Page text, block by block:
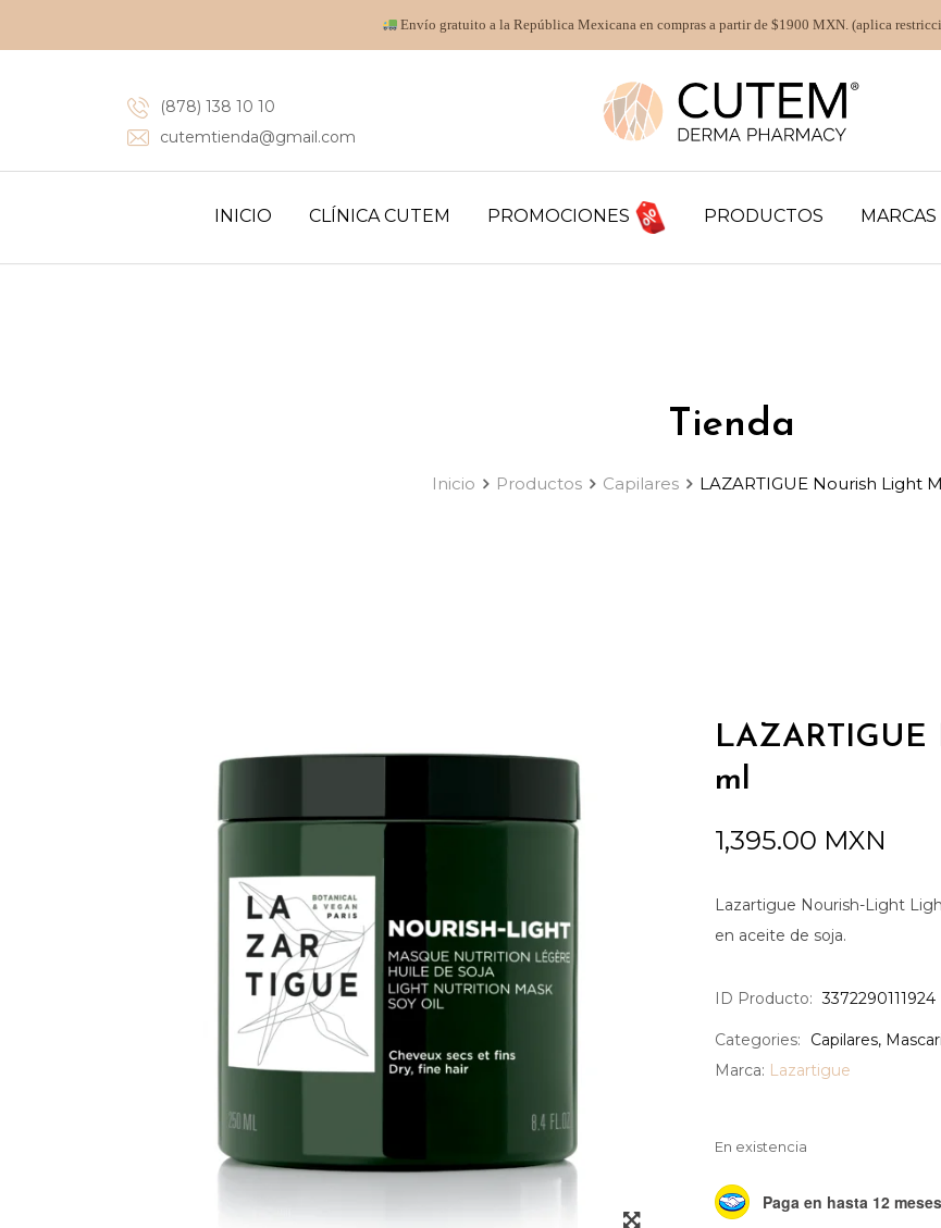
Envío gratuito a la República Mexicana en compras a partir de $1900 MXN. (aplica
(878) 138 10 10
cutemtienda@gmail.com
INICIO CLÍNICA CUTEM PROMOCIONES PRODUCTOS MARCAS
Tienda
Inicio Productos Capilares LAZARTIGUE Nourish Light
ml
1,395.00 MXN
Lazartigue Nourish-Light
en aceite de soja.
ID Producto: 3372290111924
Categories: Capilares,
Marca: Lazartigue
En existencia
Paga en hasta 12 meses